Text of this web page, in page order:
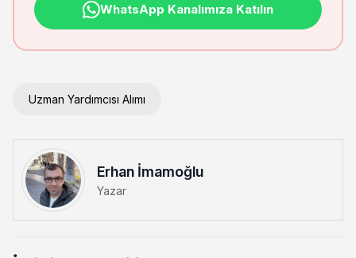
WhatsApp Kanalımıza Katılın
Uzman Yardımcısı Alımı
Erhan İmamoğlu
Yazar